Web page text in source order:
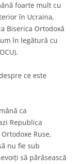
foarte mult cu
în Ucraina,
Biserica Ortodoxă
în legătură cu
ce este
ca
Republica
Ruse,
nu fie sub
să părăsească